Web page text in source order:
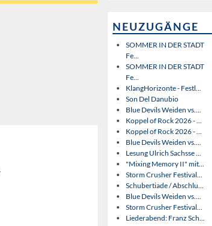
NEUZUGÄNGE
SOMMER IN DER STADT
Fe...
SOMMER IN DER STADT
Fe...
KlangHorizonte - Festl...
Son Del Danubio
Blue Devils Weiden vs....
Koppel of Rock 2026 - ...
Koppel of Rock 2026 - ...
Blue Devils Weiden vs....
Lesung Ulrich Sachsse ...
"Mixing Memory II" mit...
Storm Crusher Festival...
Schubertiade / Abschlu...
Blue Devils Weiden vs....
Storm Crusher Festival...
Liederabend: Franz Sch...